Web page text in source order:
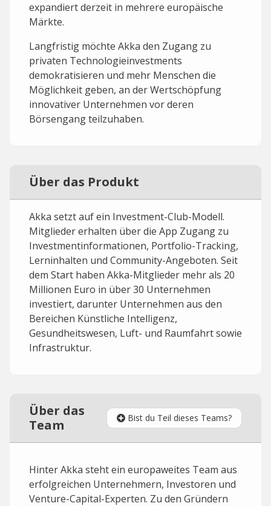
expandiert derzeit in mehrere europäische
Märkte.
Langfristig möchte Akka den Zugang zu
privaten Technologieinvestments
demokratisieren und mehr Menschen die
Möglichkeit geben, an der Wertschöpfung
innovativer Unternehmen vor deren
Börsengang teilzuhaben.
Über das Produkt
Akka setzt auf ein Investment-Club-Modell.
Mitglieder erhalten über die App Zugang zu
Investmentinformationen, Portfolio-Tracking,
Lerninhalten und Community-Angeboten. Seit
dem Start haben Akka-Mitglieder mehr als 20
Millionen Euro in über 30 Unternehmen
investiert, darunter Unternehmen aus den
Bereichen Künstliche Intelligenz,
Gesundheitswesen, Luft- und Raumfahrt sowie
Infrastruktur.
Über das
Team
Bist du Teil dieses Teams?
Hinter Akka steht ein europaweites Team aus
erfolgreichen Unternehmern, Investoren und
Venture-Capital-Experten. Zu den Gründern